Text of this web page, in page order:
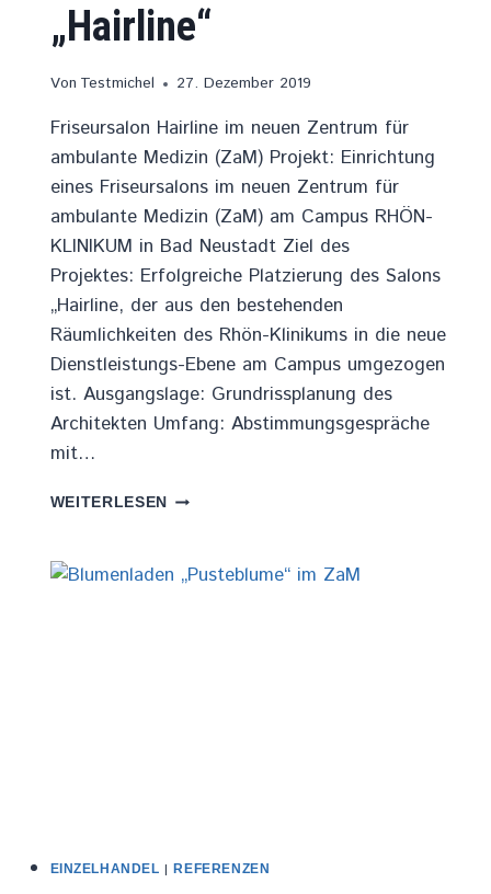
„Hairline“
Von Testmichel 27. Dezember 2019
Friseursalon Hairline im neuen Zentrum für
ambulante Medizin (ZaM) Projekt: Einrichtung
eines Friseursalons im neuen Zentrum für
ambulante Medizin (ZaM) am Campus RHÖN-
KLINIKUM in Bad Neustadt Ziel des
Projektes: Erfolgreiche Platzierung des Salons
„Hairline, der aus den bestehenden
Räumlichkeiten des Rhön-Klinikums in die neue
Dienstleistungs-Ebene am Campus umgezogen
ist. Ausgangslage: Grundrissplanung des
Architekten Umfang: Abstimmungsgespräche
mit…
WEITERLESENEINRICHTUNG
EINZELHANDEL |REFERENZEN